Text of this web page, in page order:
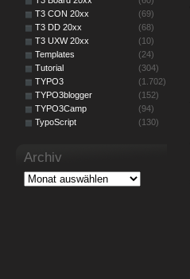
T3 CON 20xx
(69)
T3 DD 20xx
(68)
T3 UXW 20xx
(10)
Templates
(24)
Tutorial
(304)
TYPO3
(1.702)
TYPO3blogger
(152)
TYPO3Camp
(94)
TypoScript
(130)
Archiv